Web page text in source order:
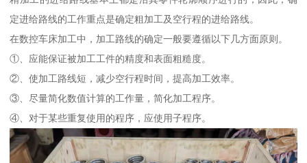
定进给路线的工作重点是确定粗加工及空行程的进给路线。
在数控车床加工中，加工路线的确定一般要遵循以下几方面原则。
①、应能保证被加工工件的精度和表面粗糙度。
②、使加工路线短，减少空行程时间，提高加工效率。
③、尽量简化数值计算的工作量，简化加工程序。
④、对于某些重复使用的程序，应使用子程序。